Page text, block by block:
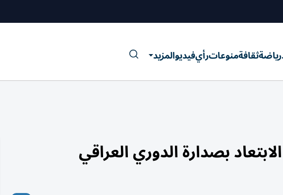
رياضةثقافةمنوعاترأيفيديوالمزيد
بصدارة الدوري العراقي